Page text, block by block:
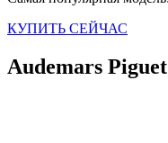
КУПИТЬ СЕЙЧАС
Audemars Piguet